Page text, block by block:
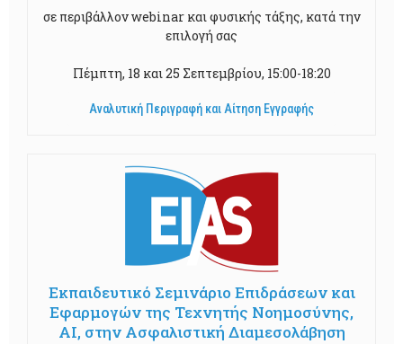
σε περιβάλλον webinar και φυσικής τάξης, κατά την
επιλογή σας
Πέμπτη, 18 και 25 Σεπτεμβρίου, 15:00-18:20
Αναλυτική Περιγραφή και Αίτηση Εγγραφής
Εκπαιδευτικό Σεμινάριο Επιδράσεων και
Εφαρμογών της Τεχνητής Νοημοσύνης,
AI, στην Ασφαλιστική Διαμεσολάβηση